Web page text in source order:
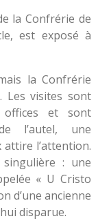
la Confrérie de
est exposé à
la Confrérie
Les visites sont
offices et sont
l’autel, une
l’attention.
: une
« U Cristo
d’une ancienne
disparue.